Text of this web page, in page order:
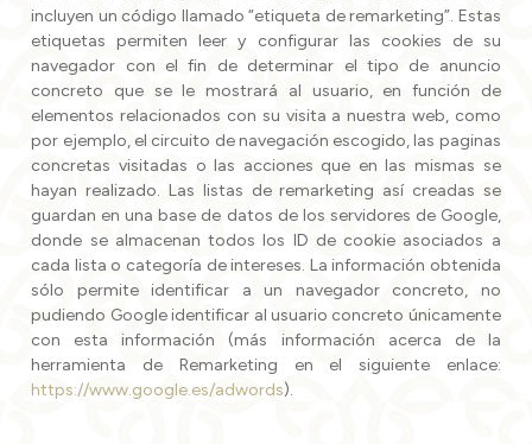
incluyen un código llamado “etiqueta de remarketing”. Estas
etiquetas permiten leer y configurar las cookies de su
navegador con el fin de determinar el tipo de anuncio
concreto que se le mostrará al usuario, en función de
elementos relacionados con su visita a nuestra web, como
por ejemplo, el circuito de navegación escogido, las paginas
concretas visitadas o las acciones que en las mismas se
hayan realizado. Las listas de remarketing así creadas se
guardan en una base de datos de los servidores de Google,
donde se almacenan todos los ID de cookie asociados a
cada lista o categoría de intereses. La información obtenida
sólo permite identificar a un navegador concreto, no
pudiendo Google identificar al usuario concreto únicamente
con esta información (más información acerca de la
herramienta de Remarketing en el siguiente enlace:
https://www.google.es/adwords).